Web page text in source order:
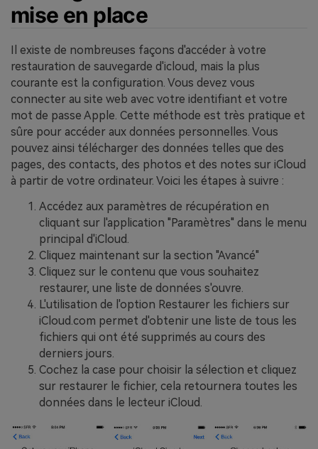
mise en place
Il existe de nombreuses façons d'accéder à votre
restauration de sauvegarde d'icloud, mais la plus
courante est la configuration. Vous devez vous
connecter au site web avec votre identifiant et votre
mot de passe Apple. Cette méthode est très pratique et
sûre pour accéder aux données personnelles. Vous
pouvez ainsi télécharger des données telles que des
pages, des contacts, des photos et des notes sur iCloud
à partir de votre ordinateur. Voici les étapes à suivre :
Accédez aux paramètres de récupération en
cliquant sur l'application "Paramètres" dans le menu
principal d'iCloud.
Cliquez maintenant sur la section "Avancé"
Cliquez sur le contenu que vous souhaitez
restaurer, une liste de données s'ouvre.
L'utilisation de l'option Restaurer les fichiers sur
iCloud.com permet d'obtenir une liste de tous les
fichiers qui ont été supprimés au cours des
derniers jours.
Cochez la case pour choisir la sélection et cliquez
sur restaurer le fichier, cela retournera toutes les
données dans le lecteur iCloud.